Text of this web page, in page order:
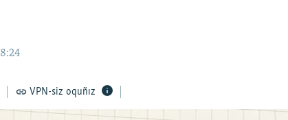
VPN-siz oquñız